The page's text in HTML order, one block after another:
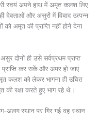
स्वयं अपने हाथ में अमृत कलश लिए
देवताओं और असुरों में विवाद उत्पन्न
को अमृत की प्राप्ति नहीं होने देना
दोनों ही उसे सर्वप्रथम प्राप्त
कर सकें और अमर हो जाएं
कलश को लेकर भागना ही उचित
रक्षा करते हुए भाग रहे थे।
अलग स्थान पर गिर गई वह स्थान